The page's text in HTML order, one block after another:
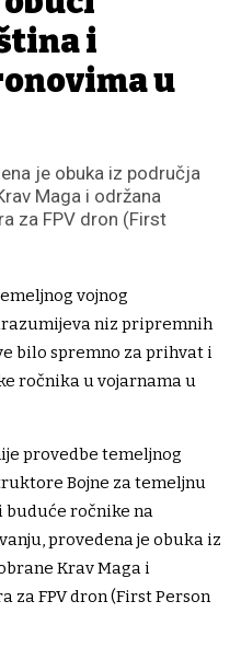
i
u
je obuka iz područja
Maga i održana
za FPV dron (First
vojnog
niz pripremnih
bilo spremno za prihvat i
ročnika u vojarnama u
provedbe temeljnog
Bojne za temeljnu
buduće ročnike na
provedena je obuka iz
Krav Maga i
FPV dron (First Person